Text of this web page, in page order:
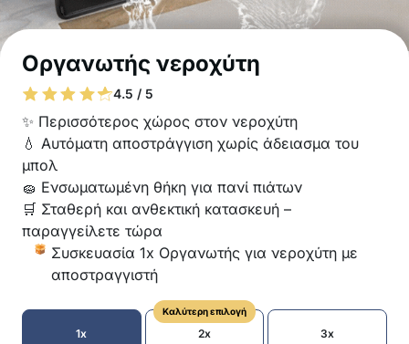
Οργανωτής νεροχύτη
4.5 / 5
✨ Περισσότερος χώρος στον νεροχύτη
💧 Αυτόματη αποστράγγιση χωρίς άδειασμα του
μπολ
🧽 Ενσωματωμένη θήκη για πανί πιάτων
🛒 Σταθερή και ανθεκτική κατασκευή –
παραγγείλετε τώρα
Συσκευασία 1x Οργανωτής για νεροχύτη με
αποστραγγιστή
1x
Καλύτερη επιλογή
2x
3x